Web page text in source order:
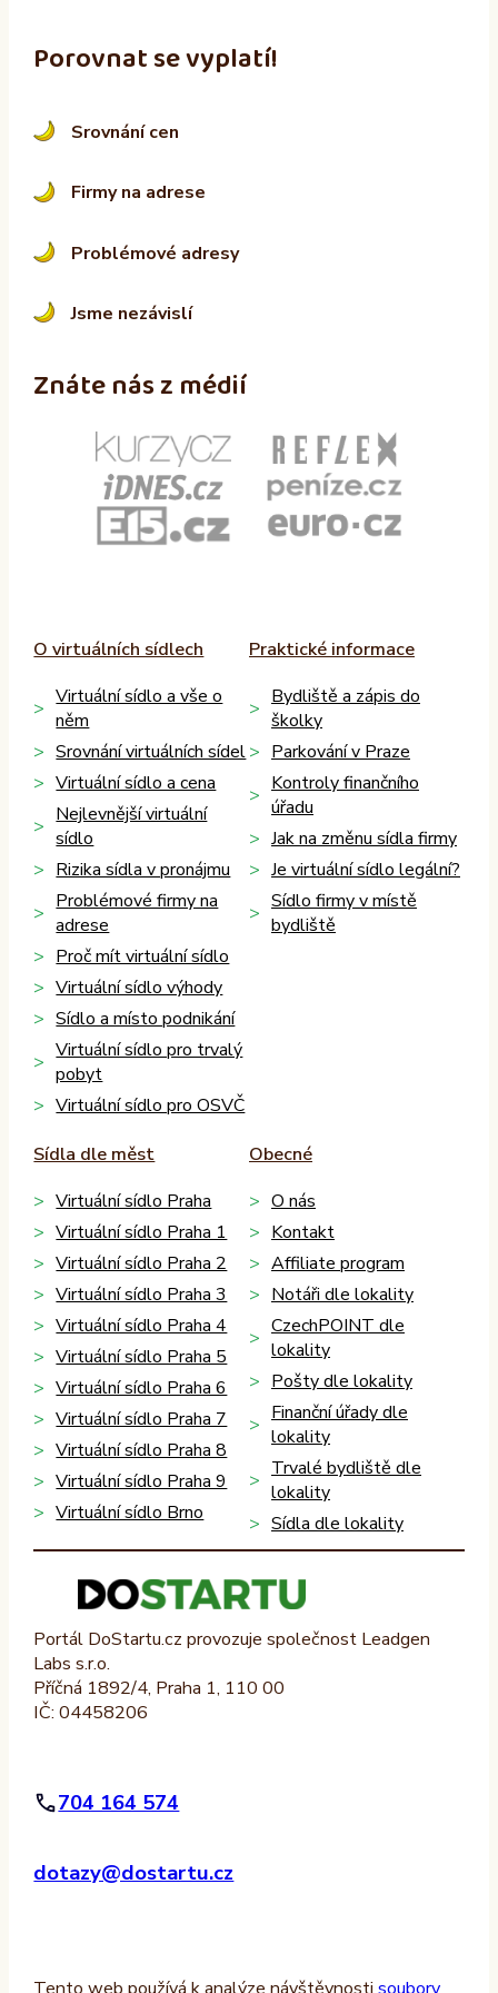
Porovnat se vyplatí!
Srovnání cen
Firmy na adrese
Problémové adresy
Jsme nezávislí
Znáte nás z médií
O virtuálních sídlech
Virtuální sídlo a vše o
něm
Srovnání virtuálních sídel
Virtuální sídlo a cena
Nejlevnější virtuální
sídlo
Rizika sídla v pronájmu
Problémové firmy na
adrese
Proč mít virtuální sídlo
Virtuální sídlo výhody
Sídlo a místo podnikání
Virtuální sídlo pro trvalý
pobyt
Virtuální sídlo pro OSVČ
Praktické informace
Bydliště a zápis do
školky
Parkování v Praze
Kontroly finančního
úřadu
Jak na změnu sídla firmy
Je virtuální sídlo legální?
Sídlo firmy v místě
bydliště
Sídla dle měst
Virtuální sídlo Praha
Virtuální sídlo Praha 1
Virtuální sídlo Praha 2
Virtuální sídlo Praha 3
Virtuální sídlo Praha 4
Virtuální sídlo Praha 5
Virtuální sídlo Praha 6
Virtuální sídlo Praha 7
Virtuální sídlo Praha 8
Virtuální sídlo Praha 9
Virtuální sídlo Brno
Obecné
O nás
Kontakt
Affiliate program
Notáři dle lokality
CzechPOINT dle
lokality
Pošty dle lokality
Finanční úřady dle
lokality
Trvalé bydliště dle
lokality
Sídla dle lokality
Portál DoStartu.cz provozuje společnost Leadgen
Labs s.r.o.
Příčná 1892/4, Praha 1, 110 00
IČ: 04458206
704 164 574
dotazy@dostartu.cz